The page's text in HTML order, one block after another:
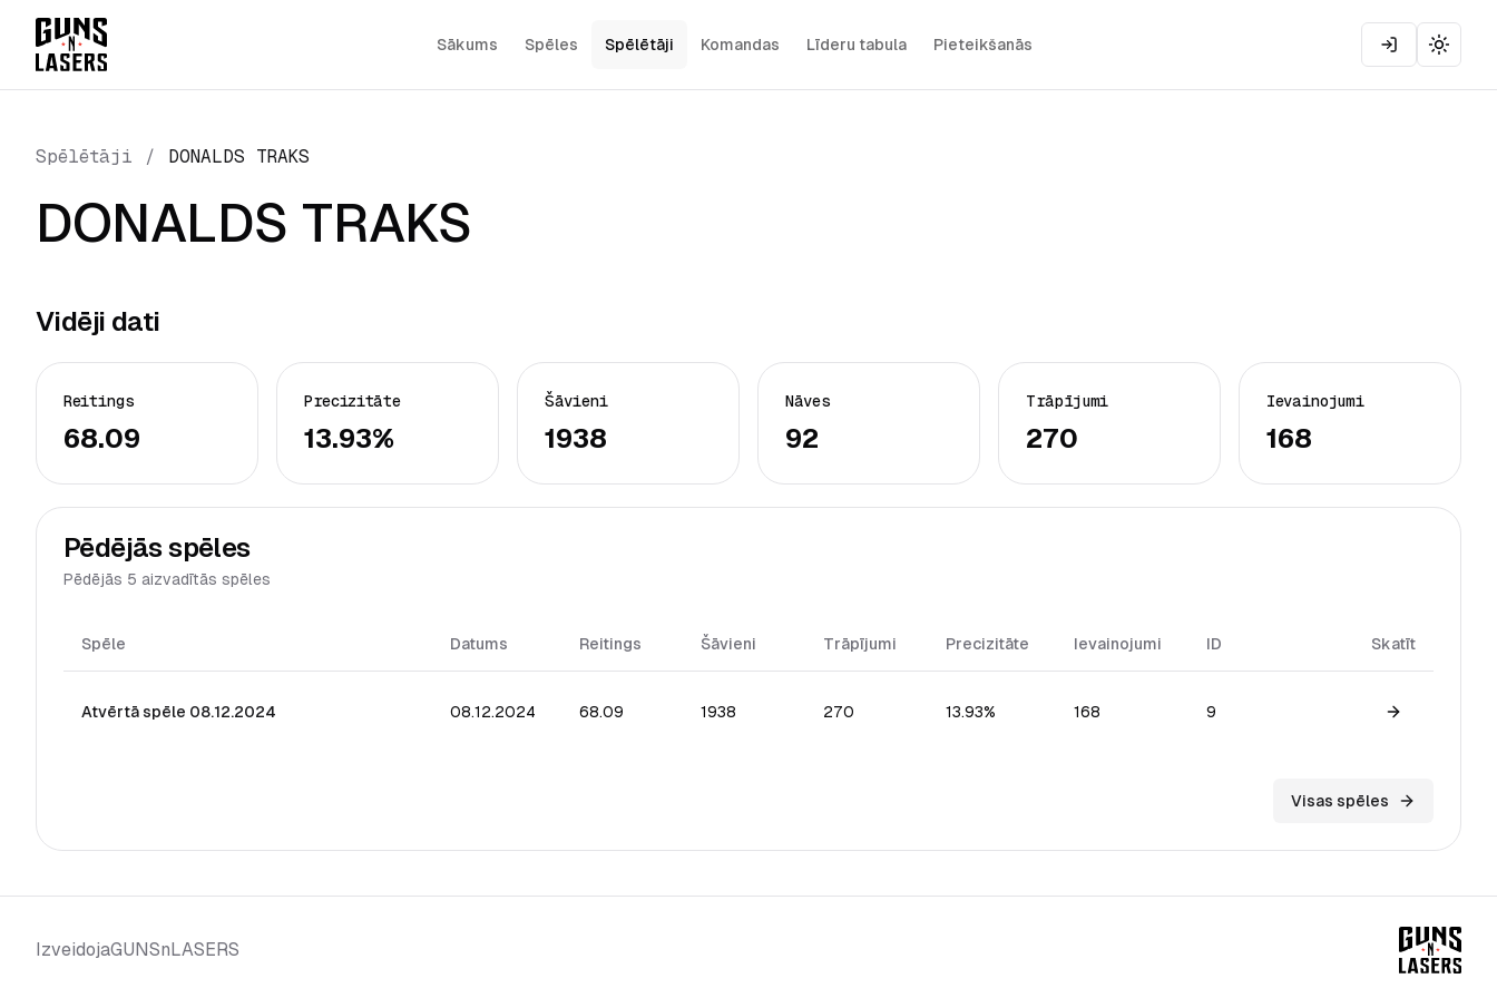
Sākums Spēles Spēlētāji Komandas Līderu tabula Pieteikšanās
Toggle
Spēlētāji / DONALDS TRAKS
DONALDS TRAKS
Vidēji dati
Reitings
68.09
Precizitāte
13.93%
Šāvieni
1938
Nāves
92
Trāpījumi
270
Ievainojumi
168
Pēdējās spēles
Pēdējās 5 aizvadītās spēles
Spēle Datums Reitings Šāvieni Trāpījumi Precizitāte Ievainojumi ID Skatīt
Atvērtā spēle 08.12.2024 08.12.2024 68.09 1938 270 13.93% 168 9
View game
Visas spēles
IzveidojaGUNSnLASERS